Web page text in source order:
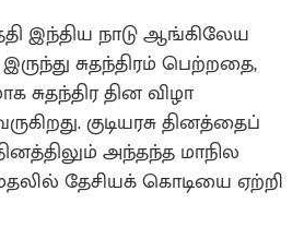
இந்திய நாடு ஆங்கிலேய
சுதந்திரம் பெற்றதை,
சுதந்திர தின விழா
குடியரசு தினத்தைப்
அந்தந்த மாநில
தேசியக் கொடியை ஏற்றி